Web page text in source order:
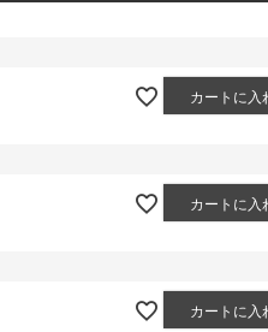
カートに入
カートに入
カートに入